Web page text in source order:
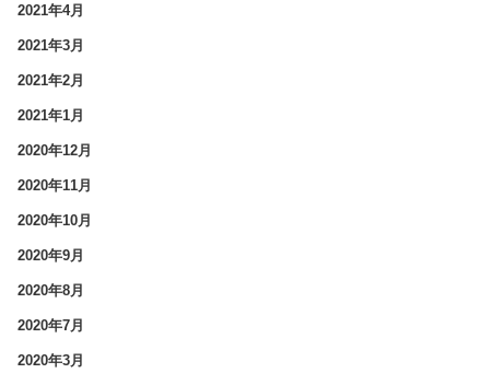
2021年4月
2021年3月
2021年2月
2021年1月
2020年12月
2020年11月
2020年10月
2020年9月
2020年8月
2020年7月
2020年3月